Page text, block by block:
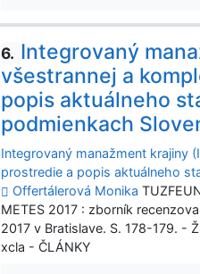
6. Integrovaný
všestrannej a
popis aktuálneho
podmienkach
Integrovaný manažment krajiny
prostredie a popis aktuálneho
Offertálerová Monika
METES 2017 : zborník
2017 v Bratislave. S. 178-179. -
xcla - ČLÁNKY